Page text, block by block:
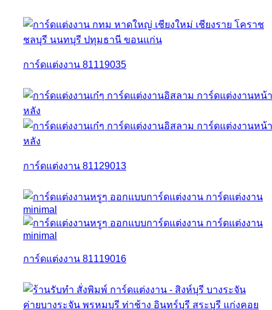
การ์ดแต่งงาน 81119035
การ์ดแต่งงาน 81129013
การ์ดแต่งงาน 81119016